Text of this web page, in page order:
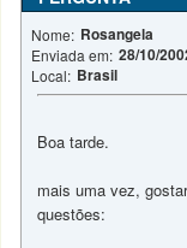
Nome: Rosangela
Enviada em: 28/10/
Local: Brasil
Boa tarde.
mais uma vez,
questões: